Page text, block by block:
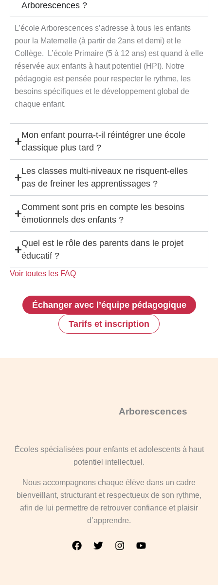
Arborescences ?
L’école Arborescences s’adresse à tous les enfants
pour la Maternelle (à partir de 2ans et demi) et le
Collège. L’école Primaire (5 à 12 ans) est quand à elle
réservée aux enfants à haut potentiel (HPI). Notre
pédagogie est pensée pour respecter le rythme, les
besoins spécifiques et le développement global de
chaque enfant.
Mon enfant pourra-t-il réintégrer une école
classique plus tard ?
Les classes multi-niveaux ne risquent-elles
pas de freiner les apprentissages ?
Comment sont pris en compte les besoins
émotionnels des enfants ?
Quel est le rôle des parents dans le projet
éducatif ?
Voir toutes les FAQ
Échanger avec l’équipe pédagogique
Tarifs et inscription
Arborescences
Écoles spécialisées pour enfants et adolescents à haut
potentiel intellectuel.
Nous accompagnons chaque élève dans un cadre
bienveillant, structurant et respectueux de son rythme,
afin de lui permettre de retrouver confiance et plaisir
d’apprendre.